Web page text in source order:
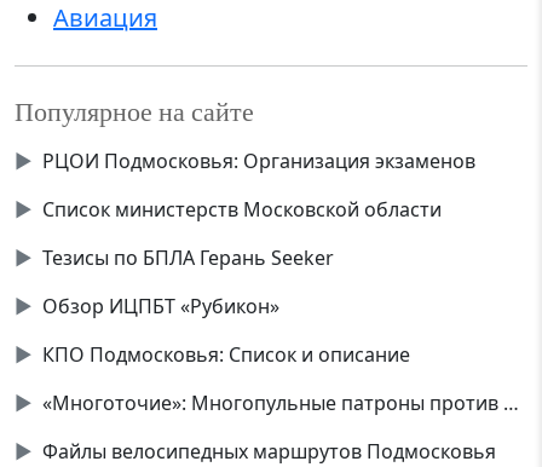
Авиация
Популярное на сайте
▶ РЦОИ Подмосковья: Организация экзаменов
▶ Список министерств Московской области
▶ Тезисы по БПЛА Герань Seeker
▶ Обзор ИЦПБТ «Рубикон»
▶ КПО Подмосковья: Список и описание
▶
«Многоточие»: Многопульные патроны против дронов
▶ Файлы велосипедных маршрутов Подмосковья